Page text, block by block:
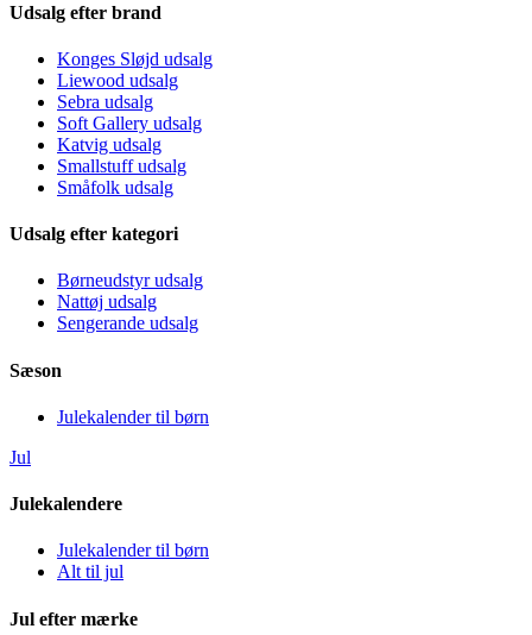
Udsalg efter brand
Konges Sløjd udsalg
Liewood udsalg
Sebra udsalg
Soft Gallery udsalg
Katvig udsalg
Smallstuff udsalg
Småfolk udsalg
Udsalg efter kategori
Børneudstyr udsalg
Nattøj udsalg
Sengerande udsalg
Sæson
Julekalender til børn
Jul
Julekalendere
Julekalender til børn
Alt til jul
Jul efter mærke